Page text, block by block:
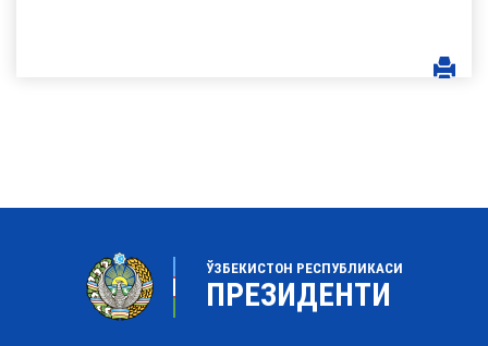
ЎЗБЕКИСТОН РЕСПУБЛИКАСИ
ПРЕЗИДЕНТИ